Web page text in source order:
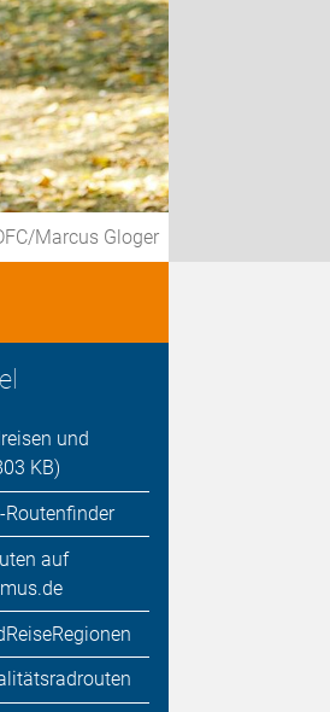
Marcus Gloger
und
KB)
Routenfinder
auf